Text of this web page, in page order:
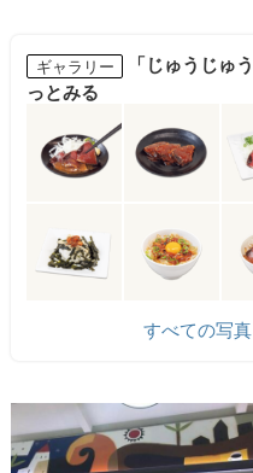
ギャラリー
「じゅうじゅ
っとみる
すべての写真